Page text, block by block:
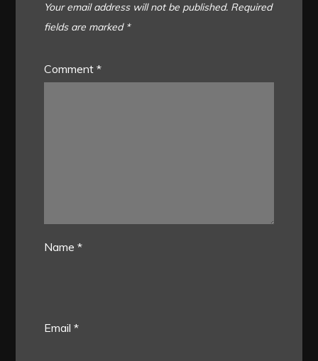
Your email address will not be published. Required
fields are marked *
Comment*
Name*
Email*